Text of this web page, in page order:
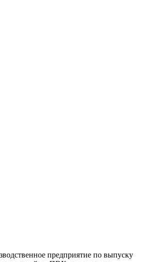
предприятие по выпуску